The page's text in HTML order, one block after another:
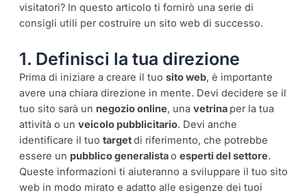
visitatori? In questo articolo ti fornirò una serie di
consigli utili per costruire un sito web di successo.
1. Definisci la tua direzione
Prima di iniziare a creare il tuo sito web, è importante
avere una chiara direzione in mente. Devi decidere se il
tuo sito sarà un negozio online, una vetrina per la tua
attività o un veicolo pubblicitario. Devi anche
identificare il tuo targetdi riferimento, che potrebbe
essere un pubblico generalistao esperti del settore.
Queste informazioni ti aiuteranno a sviluppare il tuo sito
web in modo mirato e adatto alle esigenze dei tuoi